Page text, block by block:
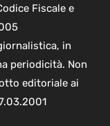
Fiscale e
in
periodicità. Non
editoriale ai